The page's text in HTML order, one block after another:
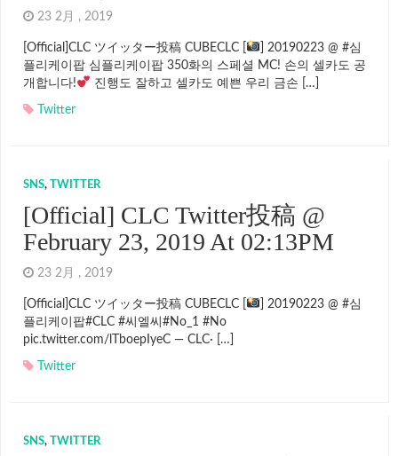
23 2月 , 2019
[Official]CLC ツイッター投稿 CUBECLC [
] 20190223 @ #심
플리케이팝 심플리케이팝 350화의 스페셜 MC! 손의 셀카도 공
개합니다!
진행도 잘하고 셀카도 예쁜 우리 금손 […]
Twitter
SNS, TWITTER
[Official] CLC Twitter投稿 @
February 23, 2019 At 02:13PM
23 2月 , 2019
[Official]CLC ツイッター投稿 CUBECLC [
] 20190223 @ #심
플리케이팝#CLC #씨엘씨#No_1 #No
pic.twitter.com/lTboepIyeC — CLC· […]
Twitter
SNS, TWITTER